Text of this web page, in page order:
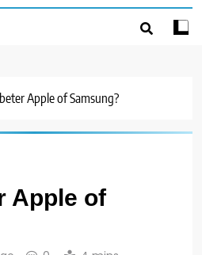
Apple of Samsung?
Apple of